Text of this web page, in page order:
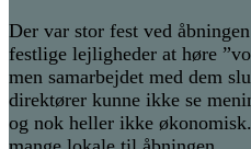
Der var stor fest ved
festlige lejligheder at høre
men samarbejdet med dem
direktører kunne ikke se
og nok heller ikke